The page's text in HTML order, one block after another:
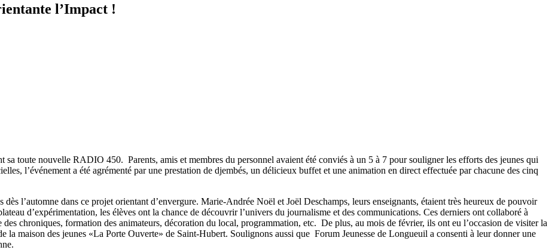
l’Impact !
sa toute nouvelle RADIO 450. Parents, amis et membres du personnel avaient été conviés à un 5 à 7 pour souligner les efforts des jeunes qui
l’événement a été agrémenté par une prestation de djembés, un délicieux buffet et une animation en direct effectuée par chacune des cinq
l’automne dans ce projet orientant d’envergure. Marie-Andrée Noël et Joël Deschamps, leurs enseignants, étaient très heureux de pouvoir
d’expérimentation, les élèves ont la chance de découvrir l’univers du journalisme et des communications. Ces derniers ont collaboré à
chroniques, formation des animateurs, décoration du local, programmation, etc. De plus, au mois de février, ils ont eu l’occasion de visiter la
maison des jeunes «La Porte Ouverte» de Saint-Hubert. Soulignons aussi que Forum Jeunesse de Longueuil a consenti à leur donner une